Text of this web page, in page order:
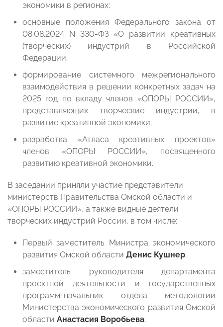
экономики в регионах;
основные положения Федерального закона от
08.08.2024 N 330-ФЗ «О развитии креативных
(творческих) индустрий в Российской
Федерации;
формирование системного межрегионального
взаимодействия в решении конкретных задач на
2025 год по вкладу членов «ОПОРЫ РОССИИ»,
представляющих творческие индустрии, в
развитие креативной экономики;
разработка «Атласа креативных проектов»
членов «ОПОРЫ РОССИИ», посвященного
развитию креативной экономики.
В заседании приняли участие представители
министерств Правительства Омской области и
«ОПОРЫ РОССИИ», а также видные деятели
творческих индустрий России, в том числе:
Первый заместитель Министра экономического
развития Омской области Денис Кушнер;
заместитель руководителя департамента
проектной деятельности и государственных
программ-начальник отдела методологии
Министерства экономического развития Омской
области Анастасия Воробьева;